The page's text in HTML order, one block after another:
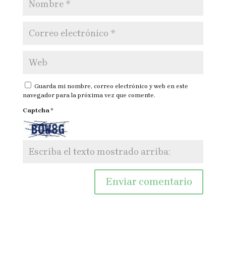
Guarda mi nombre, correo electrónico y web en este
navegador para la próxima vez que comente.
Captcha *